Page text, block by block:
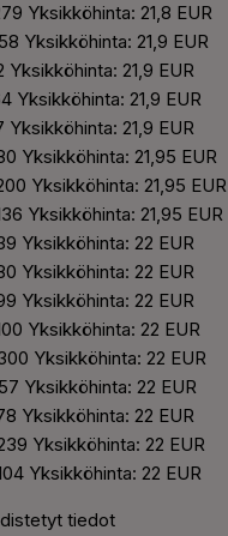
Yksikköhinta: 21,8 EUR
Yksikköhinta: 21,9 EUR
Yksikköhinta: 21,9 EUR
Yksikköhinta: 21,9 EUR
Yksikköhinta: 21,9 EUR
Yksikköhinta: 21,95 EUR
Yksikköhinta: 21,95 EUR
Yksikköhinta: 21,95 EUR
Yksikköhinta: 22 EUR
Yksikköhinta: 22 EUR
Yksikköhinta: 22 EUR
Yksikköhinta: 22 EUR
Yksikköhinta: 22 EUR
Yksikköhinta: 22 EUR
Yksikköhinta: 22 EUR
Yksikköhinta: 22 EUR
Yksikköhinta: 22 EUR
tiedot